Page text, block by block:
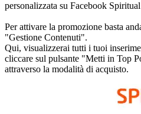
personalizzata su Facebook
Per attivare la promozione basta
"Gestione Contenuti".
Qui, visualizzerai tutti i tuoi
cliccare sul pulsante "Metti in Top
attraverso la modalità di acquisto.